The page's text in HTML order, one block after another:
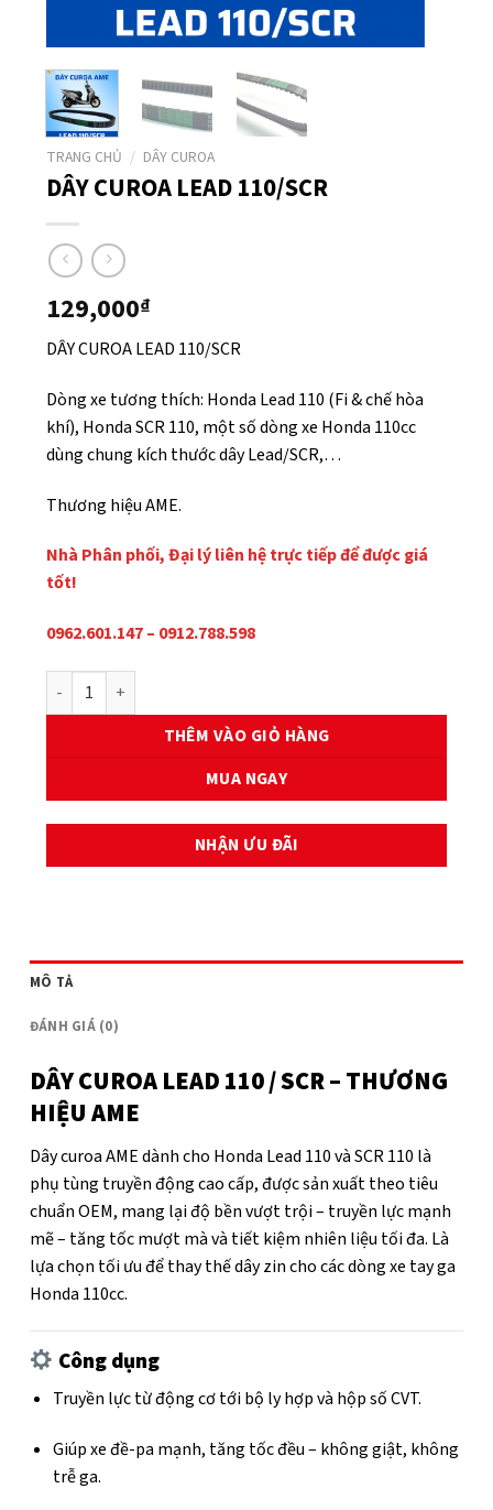
TRANG CHỦ / DÂY CUROA
DÂY CUROA LEAD 110/SCR
129,000₫
DÂY CUROA LEAD 110/SCR
Dòng xe tương thích: Honda Lead 110 (Fi & chế hòa
khí), Honda SCR 110, một số dòng xe Honda 110cc
dùng chung kích thước dây Lead/SCR,…
Thương hiệu AME.
Nhà Phân phối, Đại lý liên hệ trực tiếp để được giá
tốt!
0962.601.147 – 0912.788.598
DÂY CUROA LEAD 110/SCR số lượng
THÊM VÀO GIỎ HÀNG
MUA NGAY
NHẬN ƯU ĐÃI
MÔ TẢ
ĐÁNH GIÁ (0)
DÂY CUROA LEAD 110 / SCR – THƯƠNG
HIỆU AME
Dây curoa AME dành cho Honda Lead 110 và SCR 110 là
phụ tùng truyền động cao cấp, được sản xuất theo tiêu
chuẩn OEM, mang lại độ bền vượt trội – truyền lực mạnh
mẽ – tăng tốc mượt mà và tiết kiệm nhiên liệu tối đa. Là
lựa chọn tối ưu để thay thế dây zin cho các dòng xe tay ga
Honda 110cc.
Công dụng
Truyền lực từ động cơ tới bộ ly hợp và hộp số CVT.
Giúp xe đề-pa mạnh, tăng tốc đều – không giật, không
trễ ga.